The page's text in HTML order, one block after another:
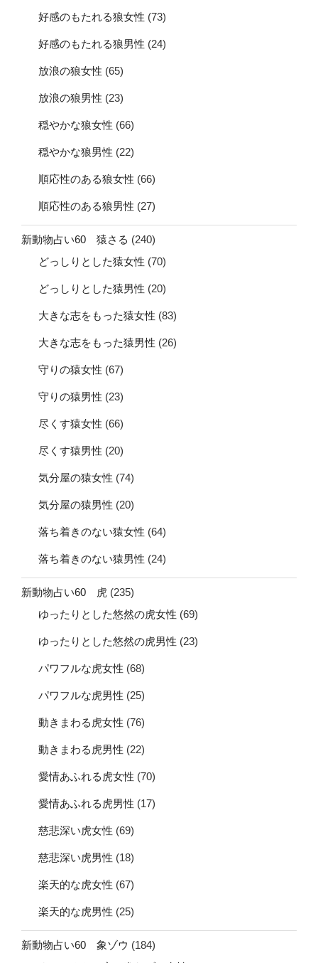
好感のもたれる狼女性 (73)
好感のもたれる狼男性 (24)
放浪の狼女性 (65)
放浪の狼男性 (23)
穏やかな狼女性 (66)
穏やかな狼男性 (22)
順応性のある狼女性 (66)
順応性のある狼男性 (27)
新動物占い60 猿さる (240)
どっしりとした猿女性 (70)
どっしりとした猿男性 (20)
大きな志をもった猿女性 (83)
大きな志をもった猿男性 (26)
守りの猿女性 (67)
守りの猿男性 (23)
尽くす猿女性 (66)
尽くす猿男性 (20)
気分屋の猿女性 (74)
気分屋の猿男性 (20)
落ち着きのない猿女性 (64)
落ち着きのない猿男性 (24)
新動物占い60 虎 (235)
ゆったりとした悠然の虎女性 (69)
ゆったりとした悠然の虎男性 (23)
パワフルな虎女性 (68)
パワフルな虎男性 (25)
動きまわる虎女性 (76)
動きまわる虎男性 (22)
愛情あふれる虎女性 (70)
愛情あふれる虎男性 (17)
慈悲深い虎女性 (69)
慈悲深い虎男性 (18)
楽天的な虎女性 (67)
楽天的な虎男性 (25)
新動物占い60 象ゾウ (184)